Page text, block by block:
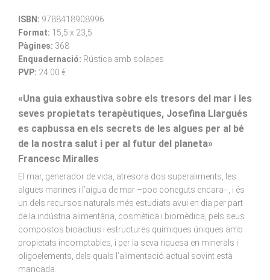
ISBN: 9788418908996
Format: 15,5 x 23,5
Pàgines: 368
Enquadernació: Rústica amb solapes
PVP: 24.00 €
«Una guia exhaustiva sobre els tresors del mar i les
seves propietats terapèutiques, Josefina Llargués
es capbussa en els secrets de les algues per al bé
de la nostra salut i per al futur del planeta»
Francesc Miralles
El mar, generador de vida, atresora dos superaliments, les
algues marines i l’aigua de mar –poc coneguts encara--, i és
un dels recursos naturals més estudiats avui en dia per part
de la indústria alimentària, cosmètica i biomèdica, pels seus
compostos bioactius i estructures químiques úniques amb
propietats incomptables, i per la seva riquesa en minerals i
oligoelements, dels quals l’alimentació actual sovint està
mancada.